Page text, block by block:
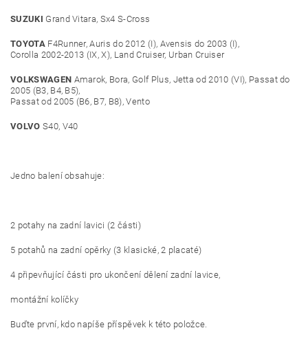
SUZUKI Grand Vitara, Sx4 S-Cross
TOYOTAF4Runner, Auris do 2012 (I), Avensis do 2003 (I),
Corolla 2002-2013 (IX, X), Land Cruiser, Urban Cruiser
VOLKSWAGEN Amarok, Bora, Golf Plus, Jetta od 2010 (VI), Passat do
2005 (B3, B4, B5),
Passat od 2005 (B6, B7, B8), Vento
VOLVO S40, V40
Jedno balení obsahuje:
2 potahy na zadní lavici (2 části)
5 potahů na zadní opěrky (3 klasické, 2 placaté)
4 připevňující části pro ukončení dělení zadní lavice,
montážní kolíčky
Buďte první, kdo napíše příspěvek k této položce.